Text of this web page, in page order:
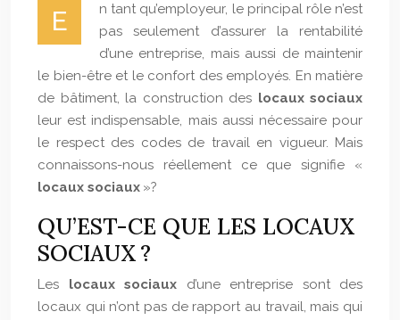
E
n tant qu’employeur, le principal rôle n’est
pas seulement d’assurer la rentabilité
d’une entreprise, mais aussi de maintenir
le bien-être et le confort des employés. En matière
de bâtiment, la construction des locaux sociaux
leur est indispensable, mais aussi nécessaire pour
le respect des codes de travail en vigueur. Mais
connaissons-nous réellement ce que signifie «
locaux sociaux »?
QU’EST-CE QUE LES LOCAUX
SOCIAUX ?
Les locaux sociaux d’une entreprise sont des
locaux qui n’ont pas de rapport au travail, mais qui